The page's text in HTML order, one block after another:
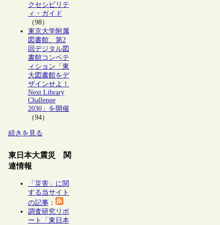
クセシビリテ
ィ・ガイド
（98）
東京大学附属
図書館、第2
回デジタル図
書館コンペテ
ィション「東
大図書館をデ
ザインせよ！
Next Library
Challenge
2030」を開催
（94）
続きを見る
東日本大震災 関
連情報
「災害」に関
する当サイト
の記事：
調査研究リポ
ート「東日本